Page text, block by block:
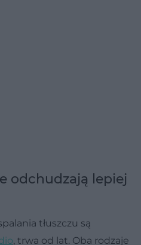
odchudzają lepiej
tłuszczu są
, trwa od lat. Oba rodzaje